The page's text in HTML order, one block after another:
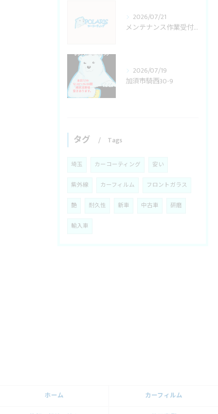
2026/07/21
メンテナンス作業受付変更
2026/07/19
加須市騎西30-9
タグ Tags
埼玉 カーコーティング 安い
紫外線 カーフィルム フロントガラス
艶 耐久性 新車 中古車 研磨
輸入車
ホーム カーフィルム